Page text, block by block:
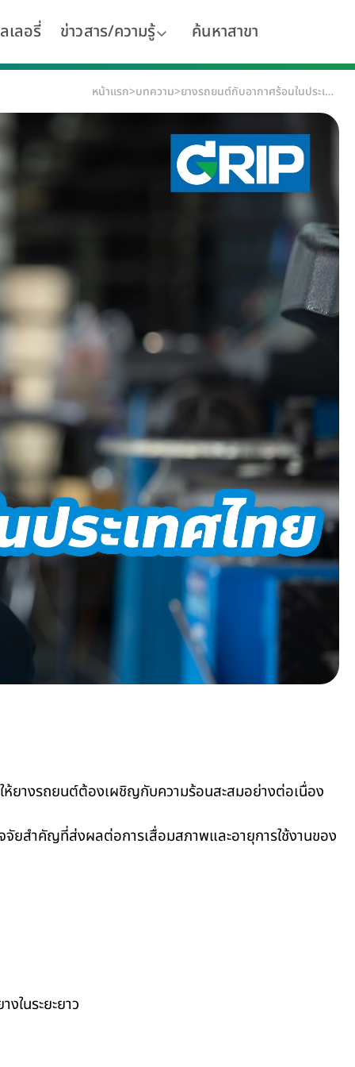
เลอรี่ ข่าวสาร/ความรู้ ค้นหาสาขา
หน้าแรก>บทความ> ยางรถยนต์กับอากาศร้อนในประเทศไทย มีผลต่ออายุการใช้งานมากแค่ไหน?
ยางรถยนต์ต้องเผชิญกับความร้อนสะสมอย่างต่อเนื่อง
ยสำคัญที่ส่งผลต่อการเสื่อมสภาพและอายุการใช้งานของ
ในระยะยาว